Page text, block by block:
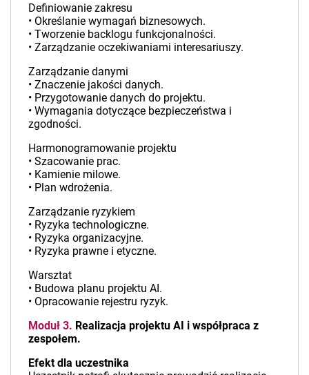
Definiowanie zakresu
• Określanie wymagań biznesowych.
• Tworzenie backlogu funkcjonalności.
• Zarządzanie oczekiwaniami interesariuszy.
Zarządzanie danymi
• Znaczenie jakości danych.
• Przygotowanie danych do projektu.
• Wymagania dotyczące bezpieczeństwa i
zgodności.
Harmonogramowanie projektu
• Szacowanie prac.
• Kamienie milowe.
• Plan wdrożenia.
Zarządzanie ryzykiem
• Ryzyka technologiczne.
• Ryzyka organizacyjne.
• Ryzyka prawne i etyczne.
Warsztat
• Budowa planu projektu AI.
• Opracowanie rejestru ryzyk.
Moduł 3. Realizacja projektu AI i współpraca z
zespołem.
Efekt dla uczestnika